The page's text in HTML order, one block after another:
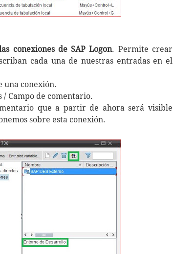
conexiones de SAP Logon. Permite crear
cada una de nuestras entradas en el
una conexión.
/ Campo de comentario.
que a partir de ahora será visible
sobre esta conexión.